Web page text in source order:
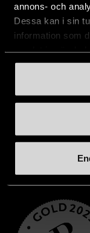
annons- och
Dessa kan i sin
information som
Plusgiro: 900351-8